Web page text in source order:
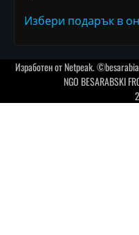
Избери подарък в
Изработен отNetpeak.
NGO BESARABSKI